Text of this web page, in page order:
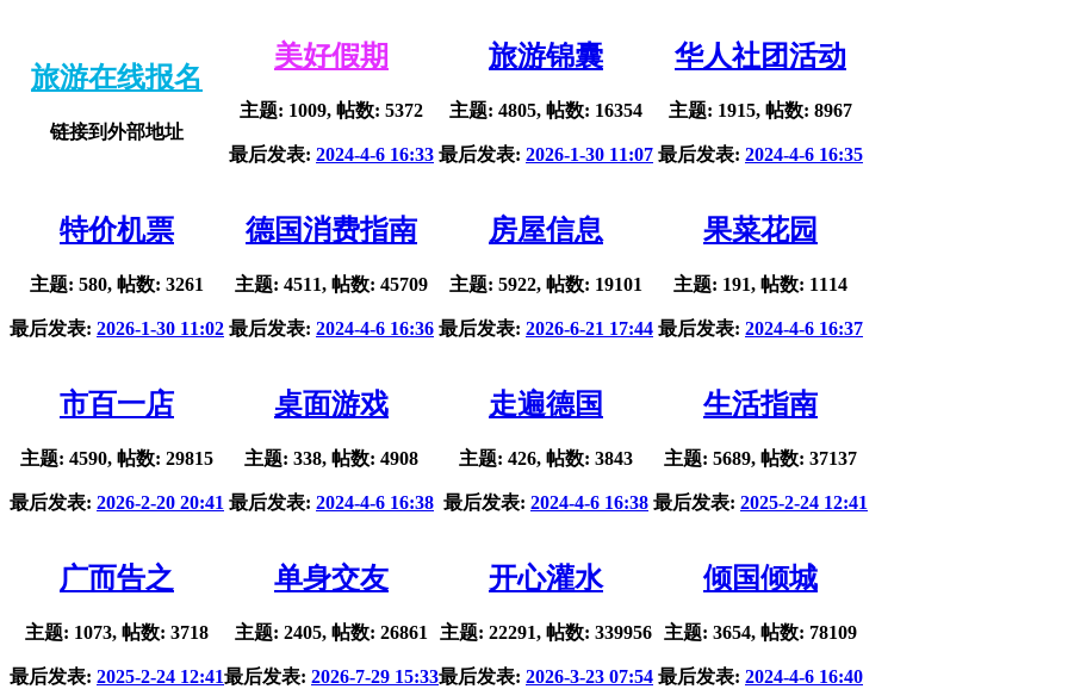
旅游在线报名
链接到外部地址
美好假期
主题: 1009, 帖数: 5372
最后发表: 2024-4-6 16:33
旅游锦囊
主题: 4805, 帖数: 16354
最后发表: 2026-1-30 11:07
华人社团活动
主题: 1915, 帖数: 8967
最后发表: 2024-4-6 16:35
特价机票
主题: 580, 帖数: 3261
最后发表: 2026-1-30 11:02
德国消费指南
主题: 4511, 帖数: 45709
最后发表: 2024-4-6 16:36
房屋信息
主题: 5922, 帖数: 19101
最后发表: 2026-6-21 17:44
果菜花园
主题: 191, 帖数: 1114
最后发表: 2024-4-6 16:37
市百一店
主题: 4590, 帖数: 29815
最后发表: 2026-2-20 20:41
桌面游戏
主题: 338, 帖数: 4908
最后发表: 2024-4-6 16:38
走遍德国
主题: 426, 帖数: 3843
最后发表: 2024-4-6 16:38
生活指南
主题: 5689, 帖数: 37137
最后发表: 2025-2-24 12:41
广而告之
主题: 1073, 帖数: 3718
最后发表: 2025-2-24 12:41
单身交友
主题: 2405, 帖数: 26861
最后发表: 2026-7-29 15:33
开心灌水
主题: 22291, 帖数: 339956
最后发表: 2026-3-23 07:54
倾国倾城
主题: 3654, 帖数: 78109
最后发表: 2024-4-6 16:40